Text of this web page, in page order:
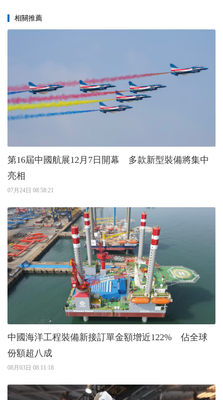
相關推薦
第16屆中國航展12月7日開幕 多款新型裝備將集中
亮相
07月24日 08:58:21
中國海洋工程裝備新接訂單金額增近122% 佔全球
份額超八成
08月03日 08:11:18